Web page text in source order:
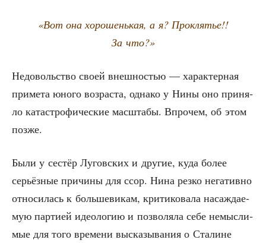
«Вот она хоро­шень­кая, а я? Про­кля­тье!!
За что?»
Недо­воль­ство сво­ей внеш­но­стью — харак­тер­ная
при­ме­та юно­го воз­рас­та, одна­ко у Нины оно при­ня­
ло ката­стро­фи­че­ские мас­шта­бы. Впро­чем, об этом
позже.
Были у сестёр Лугов­ских и дру­гие, куда более
серьёз­ные при­чи­ны для ссор. Нина рез­ко нега­тив­но
отно­си­лась к боль­ше­ви­кам, кри­ти­ко­ва­ла насаж­да­е­
мую пар­ти­ей идео­ло­гию и поз­во­ля­ла себе немыс­ли­
мые для того вре­ме­ни выска­зы­ва­ния о Ста­лине